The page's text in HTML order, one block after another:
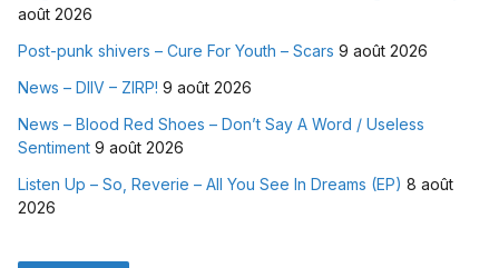
août 2026
Post-punk shivers – Cure For Youth – Scars 9 août 2026
News – DIIV – ZIRP! 9 août 2026
News – Blood Red Shoes – Don’t Say A Word / Useless
Sentiment 9 août 2026
Listen Up – So, Reverie – All You See In Dreams (EP) 8 août
2026